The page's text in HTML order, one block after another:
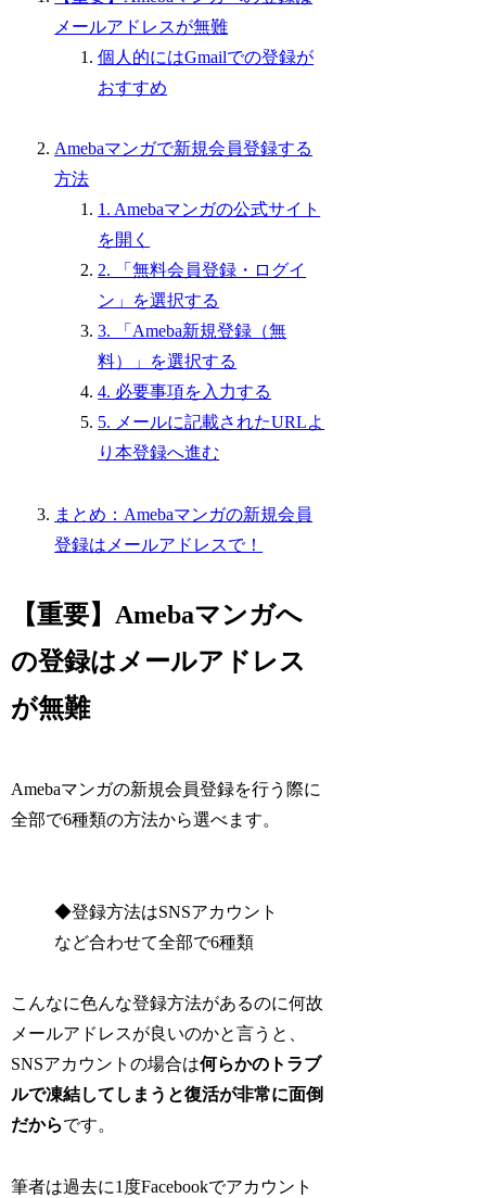
メールアドレスが無難
個人的にはGmailでの登録が
おすすめ
Amebaマンガで新規会員登録する
方法
1. Amebaマンガの公式サイト
を開く
2. 「無料会員登録・ログイ
ン」を選択する
3. 「Ameba新規登録（無
料）」を選択する
4. 必要事項を入力する
5. メールに記載されたURLよ
り本登録へ進む
まとめ：Amebaマンガの新規会員
登録はメールアドレスで！
【重要】Amebaマンガへ
の登録はメールアドレス
が無難
Amebaマンガの新規会員登録を行う際に
全部で6種類の方法から選べます。
◆登録方法はSNSアカウント
など合わせて全部で6種類
こんなに色んな登録方法があるのに何故
メールアドレスが良いのかと言うと、
SNSアカウントの場合は何らかのトラブ
ルで凍結してしまうと復活が非常に面倒
だからです。
筆者は過去に1度Facebookでアカウント